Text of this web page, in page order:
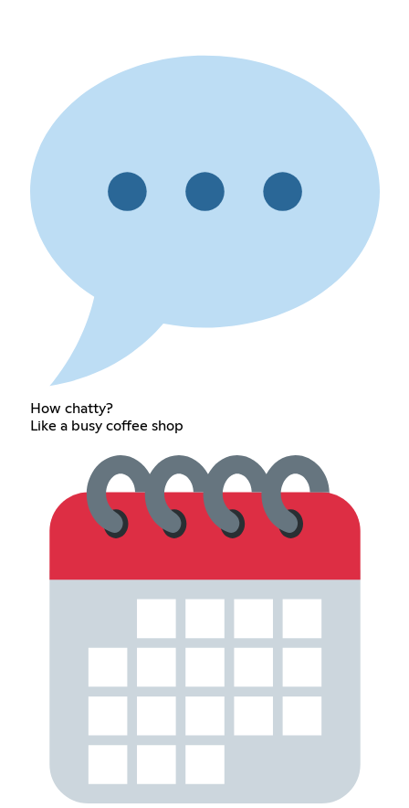
How chatty?
Like a busy coffee shop